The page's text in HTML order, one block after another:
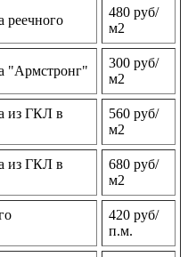
реечного
480 руб/
м2
"Армстронг"
300 руб/
м2
из ГКЛ в
560 руб/
м2
из ГКЛ в
680 руб/
м2
420 руб/
п.м.